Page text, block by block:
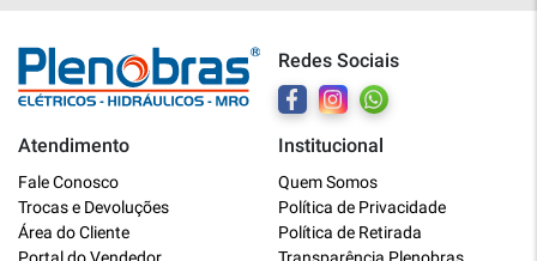
Redes Sociais
Atendimento
Fale Conosco
Trocas e Devoluções
Área do Cliente
Institucional
Quem Somos
Política de Privacidade
Política de Retirada
Online
Bem vindo a Plenobras! Aqui você